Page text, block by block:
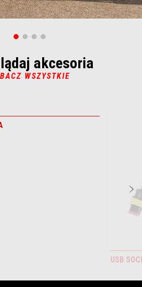
akcesoria
WSZYSTKIE
USB